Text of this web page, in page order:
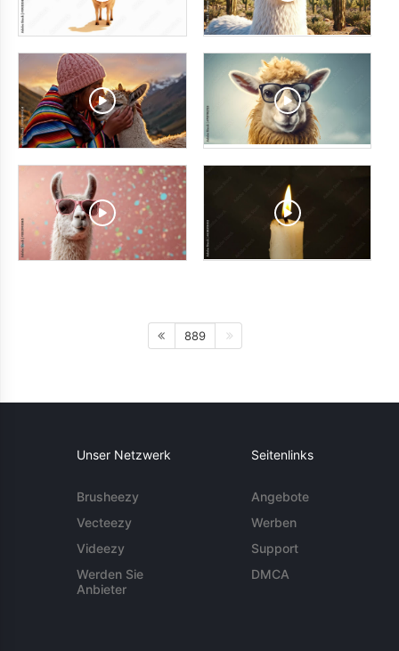
889
Unser Netzwerk
Brusheezy
Vecteezy
Videezy
Werden Sie
Anbieter
Seitenlinks
Angebote
Werben
Support
DMCA